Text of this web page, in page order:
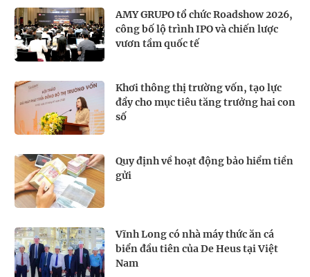
AMY GRUPO tổ chức Roadshow 2026,
công bố lộ trình IPO và chiến lược
vươn tầm quốc tế
Khơi thông thị trường vốn, tạo lực
đẩy cho mục tiêu tăng trưởng hai con
số
Quy định về hoạt động bảo hiểm tiền
gửi
Vĩnh Long có nhà máy thức ăn cá
biển đầu tiên của De Heus tại Việt
Nam